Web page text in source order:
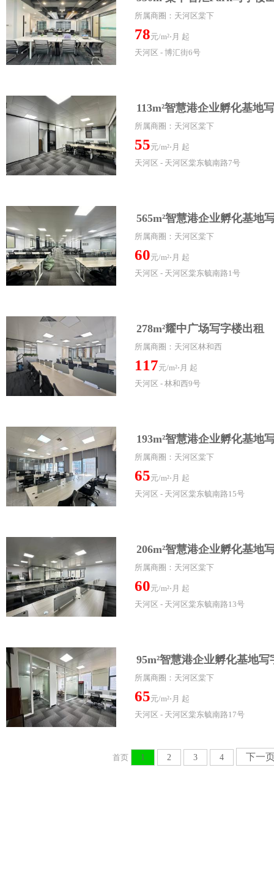
所属商圈：天河区棠下
78元/m²⋅月 起
天河区 - 博汇街6号
113m²智慧港企业孵化基地
所属商圈：天河区棠下
55元/m²⋅月 起
天河区 - 天河区棠东毓南路7号
565m²智慧港企业孵化基地
所属商圈：天河区棠下
60元/m²⋅月 起
天河区 - 天河区棠东毓南路1号
278m²耀中广场写字楼出租
所属商圈：天河区林和西
117元/m²⋅月 起
天河区 - 林和西9号
193m²智慧港企业孵化基地
所属商圈：天河区棠下
65元/m²⋅月 起
天河区 - 天河区棠东毓南路15号
206m²智慧港企业孵化基地
所属商圈：天河区棠下
60元/m²⋅月 起
天河区 - 天河区棠东毓南路13号
95m²智慧港企业孵化基地写
所属商圈：天河区棠下
65元/m²⋅月 起
天河区 - 天河区棠东毓南路17号
首页 1 2 3 4 下一